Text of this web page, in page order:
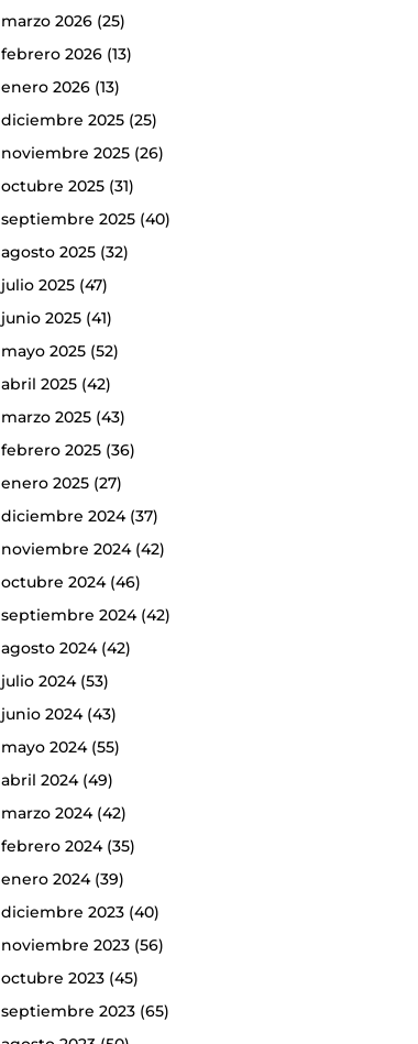
marzo 2026(25)
febrero 2026(13)
enero 2026(13)
diciembre 2025(25)
noviembre 2025(26)
octubre 2025(31)
septiembre 2025(40)
agosto 2025(32)
julio 2025(47)
junio 2025(41)
mayo 2025(52)
abril 2025(42)
marzo 2025(43)
febrero 2025(36)
enero 2025(27)
diciembre 2024(37)
noviembre 2024(42)
octubre 2024(46)
septiembre 2024(42)
agosto 2024(42)
julio 2024(53)
junio 2024(43)
mayo 2024(55)
abril 2024(49)
marzo 2024(42)
febrero 2024(35)
enero 2024(39)
diciembre 2023(40)
noviembre 2023(56)
octubre 2023(45)
septiembre 2023(65)